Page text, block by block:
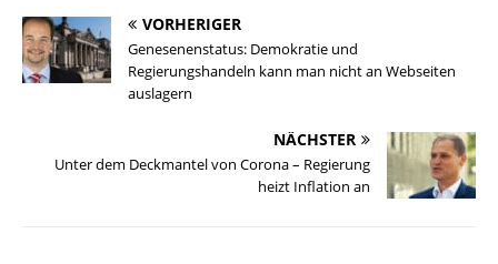
VORHERIGER
Genesenenstatus: Demokratie und
Regierungshandeln kann man nicht an Webseiten
auslagern
NÄCHSTER
Unter dem Deckmantel von Corona – Regierung
heizt Inflation an